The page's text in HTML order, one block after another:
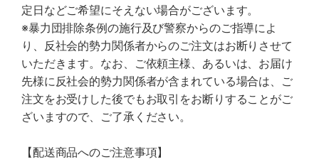
定日などご希望にそえない場合がございます。
※暴力団排除条例の施行及び警察からのご指導によ
り、反社会的勢力関係者からのご注文はお断りさせて
いただきます。なお、ご依頼主様、あるいは、お届け
先様に反社会的勢力関係者が含まれている場合は、ご
注文をお受けした後でもお取引をお断りすることがご
ざいますので、ご了承ください。
【配送商品へのご注意事項】